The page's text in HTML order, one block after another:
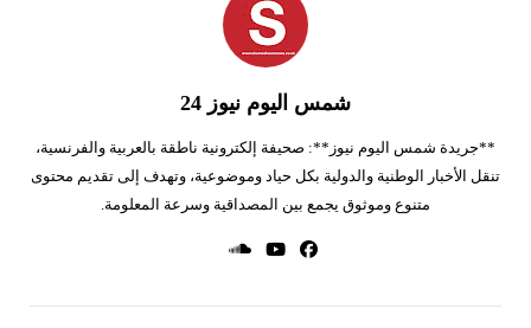
شمس اليوم نيوز 24
**جريدة شمس اليوم نيوز**: صحيفة إلكترونية ناطقة بالعربية والفرنسية،
تنقل الأخبار الوطنية والدولية بكل حياد وموضوعية، وتهدف إلى تقديم محتوى
متنوع وموثوق يجمع بين المصداقية وسرعة المعلومة.